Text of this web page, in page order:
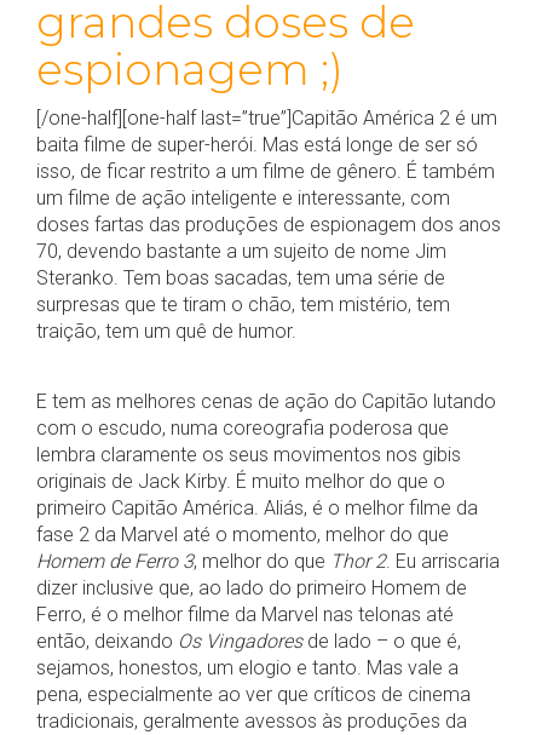
grandes doses de
espionagem ;)
[/one-half][one-half last=”true”]Capitão América 2 é um
baita filme de super-herói. Mas está longe de ser só
isso, de ficar restrito a um filme de gênero. É também
um filme de ação inteligente e interessante, com
doses fartas das produções de espionagem dos anos
70, devendo bastante a um sujeito de nome Jim
Steranko. Tem boas sacadas, tem uma série de
surpresas que te tiram o chão, tem mistério, tem
traição, tem um quê de humor.
E tem as melhores cenas de ação do Capitão lutando
com o escudo, numa coreografia poderosa que
lembra claramente os seus movimentos nos gibis
originais de Jack Kirby. É muito melhor do que o
primeiro Capitão América. Aliás, é o melhor filme da
fase 2 da Marvel até o momento, melhor do que
Homem de Ferro 3, melhor do que Thor 2. Eu arriscaria
dizer inclusive que, ao lado do primeiro Homem de
Ferro, é o melhor filme da Marvel nas telonas até
então, deixando Os Vingadoresde lado – o que é,
sejamos, honestos, um elogio e tanto. Mas vale a
pena, especialmente ao ver que críticos de cinema
tradicionais, geralmente avessos às produções da